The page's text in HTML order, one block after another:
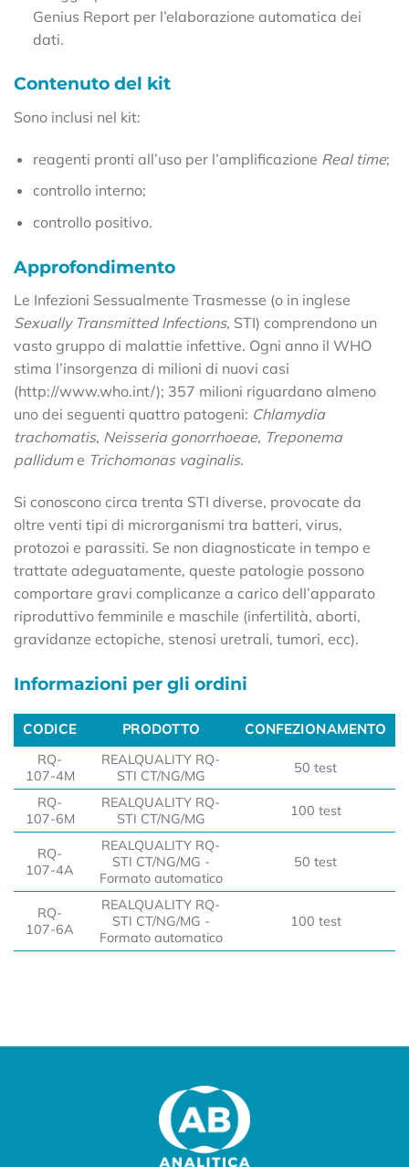
Genius Report per l’elaborazione automatica dei
dati.
Contenuto del kit
Sono inclusi nel kit:
reagenti pronti all’uso per l’amplificazione Real time;
controllo interno;
controllo positivo.
Approfondimento
Le Infezioni Sessualmente Trasmesse (o in inglese
Sexually Transmitted Infections, STI) comprendono un
vasto gruppo di malattie infettive. Ogni anno il WHO
stima l’insorgenza di milioni di nuovi casi
(http://www.who.int/); 357 milioni riguardano almeno
uno dei seguenti quattro patogeni: Chlamydia
trachomatis, Neisseria gonorrhoeae, Treponema
pallidume Trichomonas vaginalis.
Si conoscono circa trenta STI diverse, provocate da
oltre venti tipi di microrganismi tra batteri, virus,
protozoi e parassiti. Se non diagnosticate in tempo e
trattate adeguatamente, queste patologie possono
comportare gravi complicanze a carico dell’apparato
riproduttivo femminile e maschile (infertilità, aborti,
gravidanze ectopiche, stenosi uretrali, tumori, ecc).
Informazioni per gli ordini
CODICE PRODOTTO
CONFEZIONAMENTO
CODICE
PRODOTTO CONFEZIONAMENTO
RQ-
107-4M
REALQUALITY RQ-
STI CT/NG/MG
50 test
RQ-
107-6M
REALQUALITY RQ-
STI CT/NG/MG
100 test
RQ-
107-4A
REALQUALITY RQ-
STI CT/NG/MG -
Formato automatico
50 test
RQ-
107-6A
REALQUALITY RQ-
STI CT/NG/MG -
Formato automatico
100 test